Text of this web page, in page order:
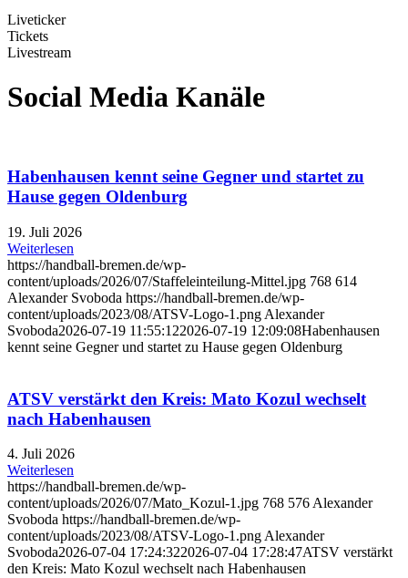
Liveticker
Tickets
Livestream
Social Media Kanäle
Habenhausen kennt seine Gegner und startet zu
Hause gegen Oldenburg
19. Juli 2026
Weiterlesen
https://handball-bremen.de/wp-
content/uploads/2026/07/Staffeleinteilung-Mittel.jpg 768 614
Alexander Svoboda https://handball-bremen.de/wp-
content/uploads/2023/08/ATSV-Logo-1.png Alexander
Svoboda2026-07-19 11:55:122026-07-19 12:09:08Habenhausen
kennt seine Gegner und startet zu Hause gegen Oldenburg
ATSV verstärkt den Kreis: Mato Kozul wechselt
nach Habenhausen
4. Juli 2026
Weiterlesen
https://handball-bremen.de/wp-
content/uploads/2026/07/Mato_Kozul-1.jpg 768 576Alexander
Svoboda https://handball-bremen.de/wp-
content/uploads/2023/08/ATSV-Logo-1.pngAlexander
Svoboda2026-07-04 17:24:322026-07-04 17:28:47ATSV verstärkt
den Kreis: Mato Kozul wechselt nach Habenhausen